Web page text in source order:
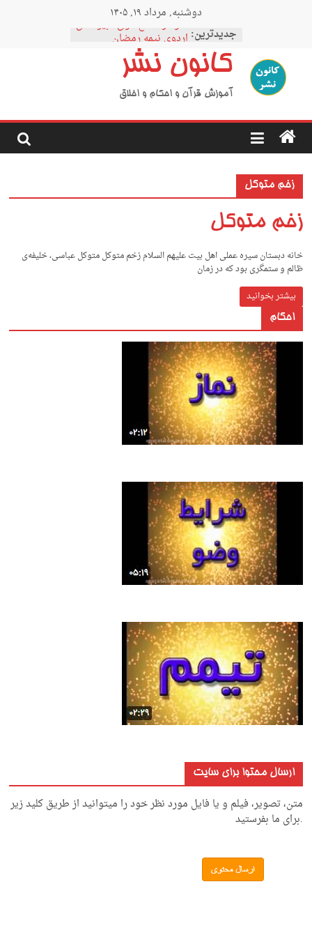
دوشنبه, مرداد ۱۹, ۱۴۰۵
جدیدترین:
نمودار مقطع فوق دبیرستان
اردوی نیمه رمضان
اردوی نیمه شعبان
اردوی غدیر
کانون نشر
آموزش قرآن و احکام و اخلاق
زخم متوکل
زخم متوکل
خانه دبستان سیره عملی اهل بیت علیهم السلام زخم متوکل متوکل عباسی، خلیفه‌ی
ظالم و ستمگری بود که در زمان
بیشتر بخوانید
احکام
ارسال محتوا برای سایت
متن، تصویر، فیلم و یا فایل مورد نظر خود را میتوانید از طریق کلید زیر
.برای ما بفرستید